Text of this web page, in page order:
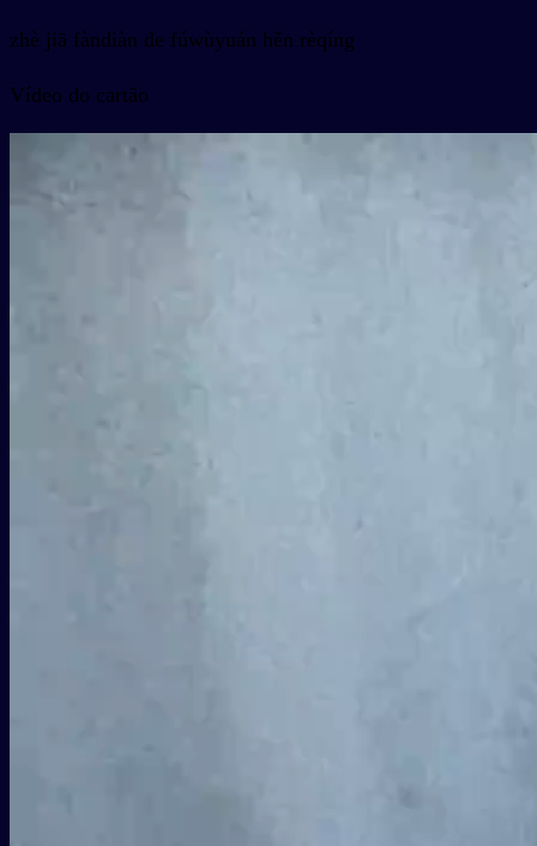
zhè jiā fàndiàn de fúwùyuán hěn rèqíng
Vídeo do cartão